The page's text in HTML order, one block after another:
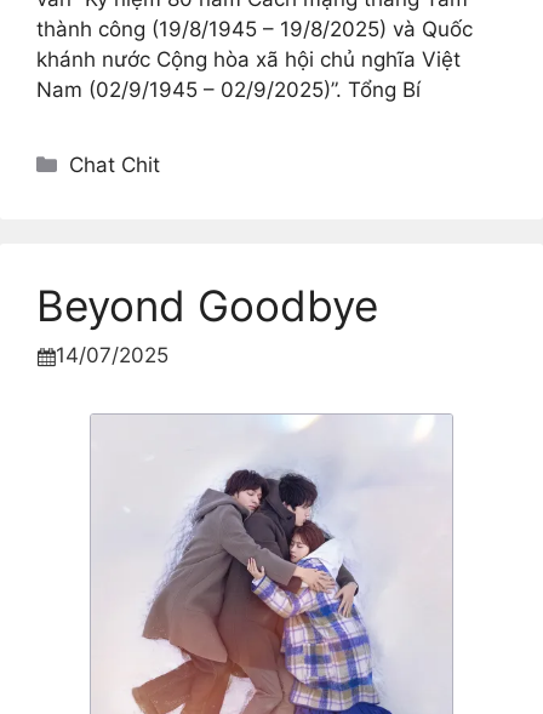
thành công (19/8/1945 – 19/8/2025) và Quốc
khánh nước Cộng hòa xã hội chủ nghĩa Việt
Nam (02/9/1945 – 02/9/2025)”. Tổng Bí
Categories
Chat Chit
Beyond Goodbye
14/07/2025